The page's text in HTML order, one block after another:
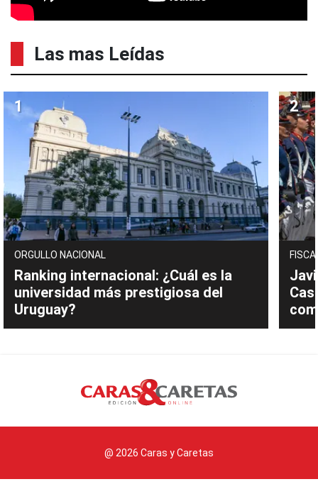
Las mas Leídas
ORGULLO NACIONAL
Ranking internacional: ¿Cuál es la
universidad más prestigiosa del
Uruguay?
@ 2026 Caras y Caretas